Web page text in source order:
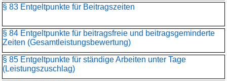
§ 83 Entgeltpunkte für Beitragszeiten
§ 84 Entgeltpunkte für beitragsfreie und beitragsgeminderte
Zeiten (Gesamtleistungsbewertung)
§ 85 Entgeltpunkte für ständige Arbeiten unter Tage
(Leistungszuschlag)